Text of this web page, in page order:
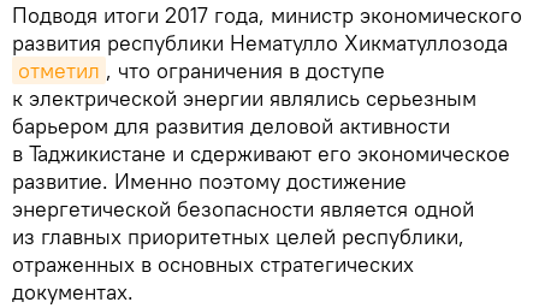
Подводя итоги 2017 года, министр экономического
развития республики Нематулло Хикматуллозода
отметил , что ограничения в доступе
к электрической энергии являлись серьезным
барьером для развития деловой активности
в Таджикистане и сдерживают его экономическое
развитие. Именно поэтому достижение
энергетической безопасности является одной
из главных приоритетных целей республики,
отраженных в основных стратегических
документах.